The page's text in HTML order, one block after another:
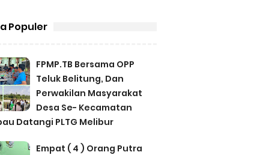
Populer
FPMP.TB Bersama OPP
Teluk Belitung, Dan
Perwakilan Masyarakat
Desa Se- Kecamatan
Datangi PLTG Melibur
Empat ( 4 ) Orang Putra